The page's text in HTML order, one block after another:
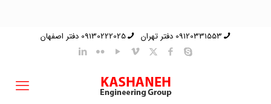
09120331553 دفتر تهران 09130222025 دفتر اصفهان